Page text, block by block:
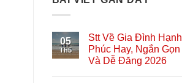
05
Th5
Stt Về Gia Đình Hạnh
Phúc Hay, Ngắn Gọn
Và Dễ Đăng 2026